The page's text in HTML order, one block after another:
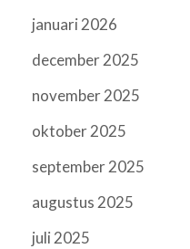
januari 2026
december 2025
november 2025
oktober 2025
september 2025
augustus 2025
juli 2025